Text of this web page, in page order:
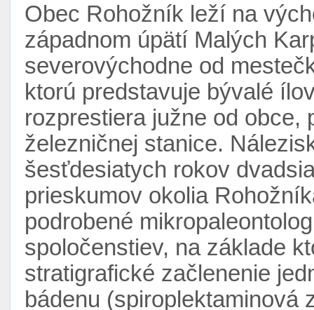
Obec Rohožník leží na
západnom úpätí Malých
severovýchodne od
ktorú predstavuje bývalé
rozprestiera južne od obce,
železničnej stanice.
šesťdesiatych rokov
prieskumov okolia
podrobené
spoločenstiev, na základe
stratigrafické začlenenie
bádenu (spiroplektaminová